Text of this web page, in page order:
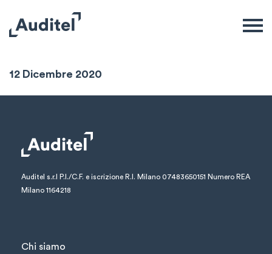
Sintesi Settimanale
12 Dicembre 2020
Auditel s.r.l P.I./C.F. e iscrizione R.I. Milano 07483650151 Numero REA
Milano 1164218
Chi siamo